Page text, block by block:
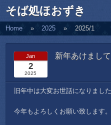
そば処ほおずき
Home 2025 2025/1
新年あけまし
Jan
2
2025
旧年中は大変お世話になりました
今年もよろしくお願い致します。